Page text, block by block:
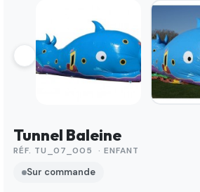
Tunnel Baleine
RÉF. TU_07_005 · ENFANT
Sur commande